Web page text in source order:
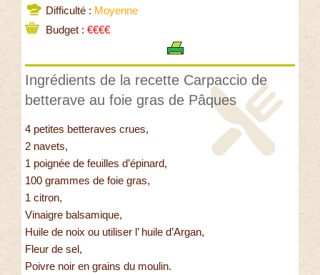
Difficulté : Moyenne
Budget : €€€€
Ingrédients de la recette Carpaccio de
betterave au foie gras de Pâques
4 petites betteraves crues,
2 navets,
1 poignée de feuilles d’épinard,
100 grammes de foie gras,
1 citron,
Vinaigre balsamique,
Huile de noix ou utiliser l’ huile d’Argan,
Fleur de sel,
Poivre noir en grains du moulin.